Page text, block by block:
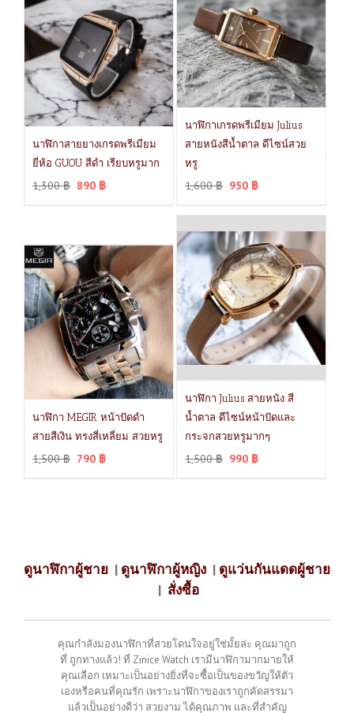
นาฬิกาสายยางเกรดพรีเมียม
ยี่ห้อ GUOU สีดำ เรียบหรูมาก
1,300฿ 890 ฿
นาฬิกาเกรดพรีเมียม Julius
สายหนังสีน้ำตาล ดีไซน์สวย
หรู
1,600฿ 950 ฿
นาฬิกา MEGIR หน้าปัดดำ
สายสีเงิน ทรงสี่เหลี่ยม สวยหรู
1,500฿ 790 ฿
นาฬิกา Julius สายหนัง สี
น้ำตาล ดีไซน์หน้าปัดและ
กระจกสวยหรูมากๆ
1,500฿ 990 ฿
ดูนาฬิกาผู้ชาย | ดูนาฬิกาผู้หญิง | ดูแว่นกันแดดผู้ชาย
| สั่งซื้อ
คุณกำลังมองนาฬิกาที่สวยโดนใจอยู่ใช่มั้ยล่ะ คุณมาถูก
ที่ ถูกทางแล้ว! ที่ Zinice Watch เรามีนาฬิกามากมายให้
คุณเลือก เหมาะเป็นอย่างยิ่งที่จะซื้อเป็นของขวัญให้ตัว
เองหรือคนที่คุณรัก เพราะนาฬิกาของเราถูกคัดสรรมา
แล้วเป็นอย่างดีว่า สวยงาม ได้คุณภาพ และที่สำคัญ